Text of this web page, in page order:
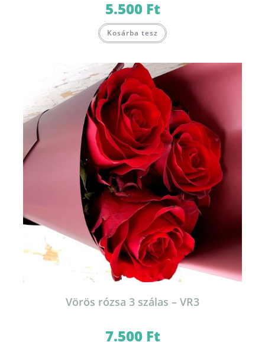
5.500 Ft
Kosárba tesz
Vörös rózsa 3 szálas – VR3
7.500 Ft